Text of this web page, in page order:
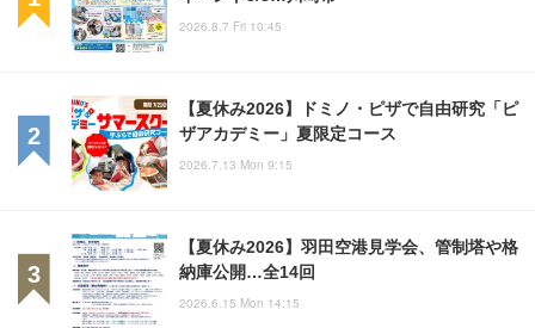
2026.8.7 Fri 10:45
【夏休み2026】ドミノ・ピザで自由研究「ピ
ザアカデミー」夏限定コース
2026.7.13 Mon 9:15
【夏休み2026】羽田空港見学会、管制塔や格
納庫公開…全14回
2026.6.15 Mon 14:15